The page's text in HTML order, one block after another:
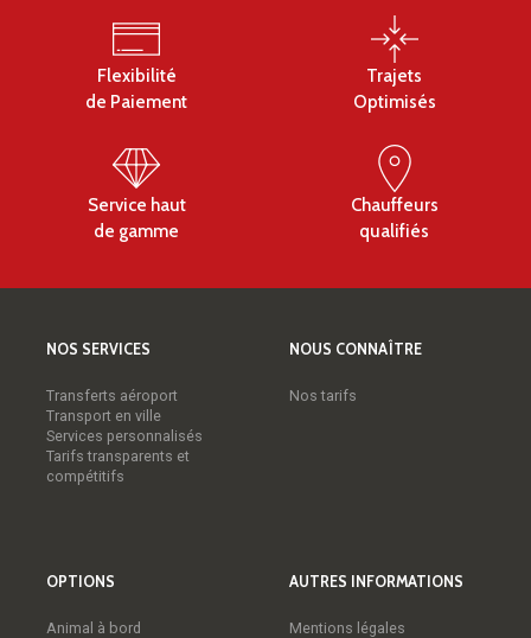
Cette option est soumise à la condition de
disposer de deux voitures, permettant ainsi aux
chauffeurs de maximiser leurs opportunités
de taxi et VTC offre une flexibilité accrue, mais
nécessite une gestion prudente des ressources
pour répondre aux exigences spécifiques de
Flexibilité
de Paiement
Trajets
Optimisés
Service haut
de gamme
Chauffeurs
qualifiés
NOS SERVICES
Transferts aéroport
Transport en ville
Services personnalisés
Tarifs transparents et
compétitifs
NOUS CONNAÎTRE
Nos tarifs
OPTIONS
Animal à bord
AUTRES INFORMATIONS
Mentions légales